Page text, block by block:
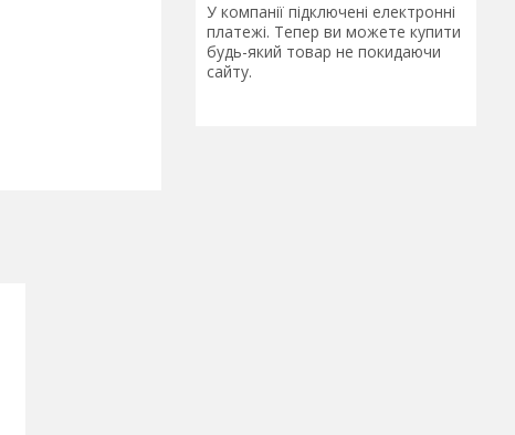
У компанії підключені електронні
платежі. Тепер ви можете купити
будь-який товар не покидаючи
сайту.